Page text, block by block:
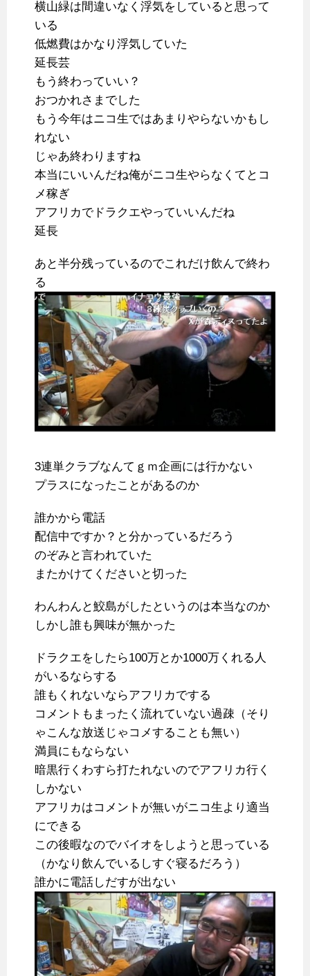
横山緑は間違いなく浮気をしていると思って
いる
低燃費はかなり浮気していた
延長芸
もう終わっていい？
おつかれさまでした
もう今年はニコ生ではあまりやらないかもし
れない
じゃあ終わりますね
本当にいいんだね俺がニコ生やらなくてとコ
メ稼ぎ
アフリカでドラクエやっていいんだね
延長
あと半分残っているのでこれだけ飲んで終わ
る
3連単クラブなんてｇｍ企画には行かない
プラスになったことがあるのか
誰かから電話
配信中ですか？と分かっているだろう
のぞみと言われていた
またかけてくださいと切った
わんわんと鮫島がしたというのは本当なのか
しかし誰も興味が無かった
ドラクエをしたら100万とか1000万くれる人
がいるならする
誰もくれないならアフリカでする
コメントもまったく流れていない過疎（そり
ゃこんな放送じゃコメすることも無い）
満員にもならない
暗黒行くわすら打たれないのでアフリカ行く
しかない
アフリカはコメントが無いがニコ生より適当
にできる
この後暇なのでバイオをしようと思っている
（かなり飲んでいるしすぐ寝るだろう）
誰かに電話しだすが出ない